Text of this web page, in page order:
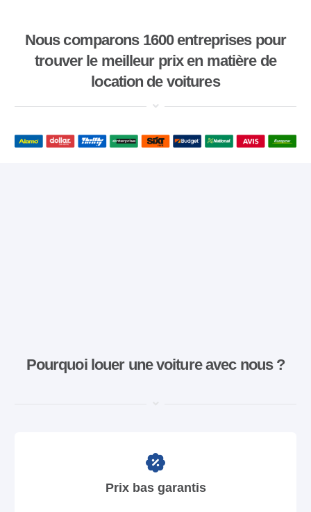
Nous comparons 1600 entreprises pour
trouver le meilleur prix en matière de
location de voitures
Pourquoi louer une voiture avec nous ?
Prix bas garantis